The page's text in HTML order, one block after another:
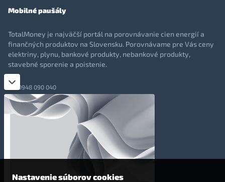
Mobilné paušály
TotalMoney je najväčší portál na porovnávanie cien energií a
finančných produktov na Slovensku. Porovnávame pre Vás ceny
elektriny, plynu, bankové produkty, nebankové produkty,
stavebné sporenie a poistenie.
0948 090 040
+421 948 090 051
info@totalmoney.sk
Levočská 866, Poprad, 058 01
Nastavenie súborov cookies